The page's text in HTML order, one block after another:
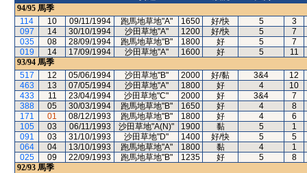
94/95 馬季
114
10 09/11/1994 跑馬地草地"A" 1650 好/快 5
3
097
14 30/10/1994 沙田草地"A" 1200 好/快 5
7
035
08 28/09/1994 跑馬地草地"B" 1800 好 5
7
019
14 17/09/1994 沙田草地"A" 1600 好 5
11
93/94 馬季
517
12 05/06/1994 沙田草地"B" 2000 好/黏 3&4
12
463
13 07/05/1994 沙田草地"A" 1800 好 4
10
433
11 23/04/1994 沙田草地"C" 2000 好 3&4
7
388
05 30/03/1994 跑馬地草地"B" 1650 好 4
8
171
01 08/12/1993 跑馬地草地"B" 1800 好 4
6
105
03 06/11/1993 沙田草地"A(N)" 1900 黏 5
1
091
03 31/10/1993 沙田草地"D" 1400 好/快 5
5
064
04 13/10/1993 跑馬地草地"A" 1800 黏 4
1
025
09 22/09/1993 跑馬地草地"B" 1235 好 5
8
92/93 馬季